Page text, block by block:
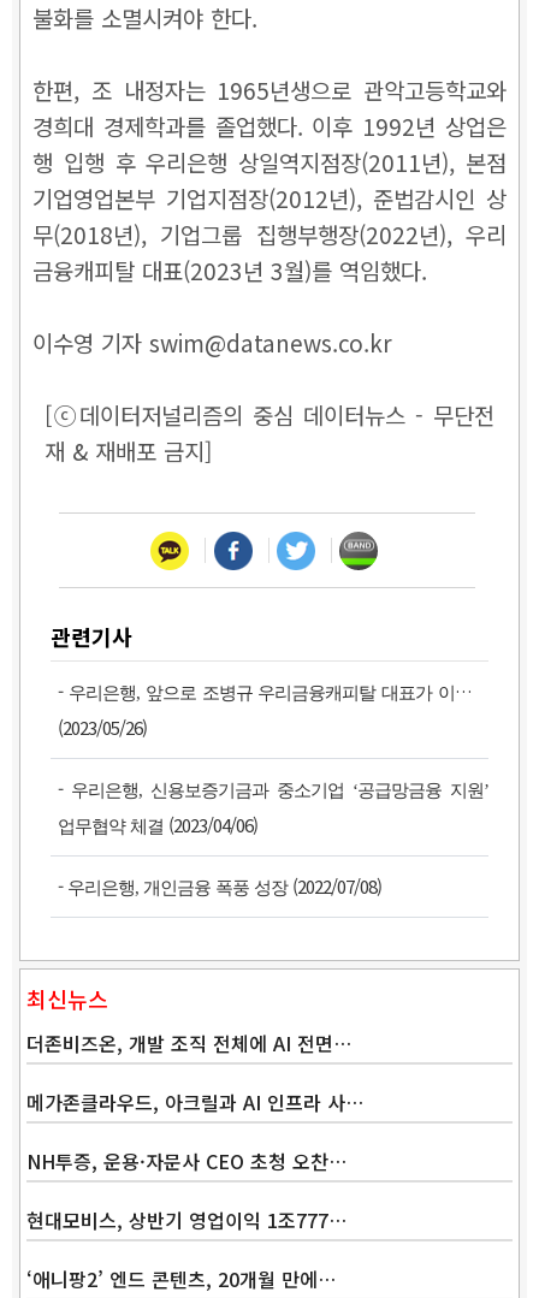
불화를 소멸시켜야 한다.
한편, 조 내정자는 1965년생으로 관악고등학교와
경희대 경제학과를 졸업했다. 이후 1992년 상업은
행 입행 후 우리은행 상일역지점장(2011년), 본점
기업영업본부 기업지점장(2012년), 준법감시인 상
무(2018년), 기업그룹 집행부행장(2022년), 우리
금융캐피탈 대표(2023년 3월)를 역임했다.
이수영 기자 swim@datanews.co.kr
[ⓒ데이터저널리즘의 중심 데이터뉴스 - 무단전
재 & 재배포 금지]
관련기사
- 우리은행, 앞으로 조병규 우리금융캐피탈 대표가 이끈다
(2023/05/26)
- 우리은행, 신용보증기금과 중소기업 ‘공급망금융 지원’
업무협약 체결 (2023/04/06)
- 우리은행, 개인금융 폭풍 성장(2022/07/08)
최신뉴스
더존비즈온, 개발 조직 전체에 AI 전면…
메가존클라우드, 아크릴과 AI 인프라 사…
NH투증, 운용·자문사 CEO 초청 오찬…
현대모비스, 상반기 영업이익 1조777…
‘애니팡2’ 엔드 콘텐츠, 20개월 만에…